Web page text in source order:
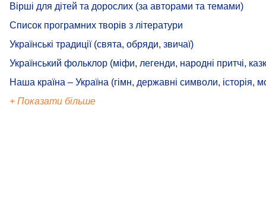
Вірші для дітей та дорослих (за авторами та темами)
Список програмних творів з літератури
Українські традиції (свята, обряди, звичаї)
Український фольклор (міфи, легенди, народні притчі,
Наша країна – Україна (гімн, державні символи, історія,
+ Показати більше